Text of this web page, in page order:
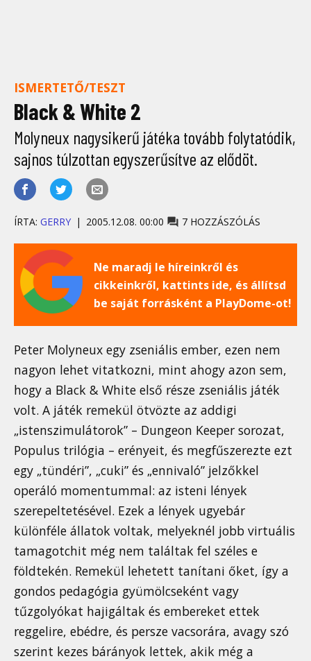
ISMERTETŐ/TESZT
Black & White 2
Molyneux nagysikerű játéka tovább folytatódik,
sajnos túlzottan egyszerűsítve az elődöt.
ÍRTA: GERRY 2005.12.08. 00:00 7 HOZZÁSZÓLÁS
Ne maradj le híreinkről és
cikkeinkről, kattints ide, és állítsd
be saját forrásként a PlayDome-ot!
Peter Molyneux egy zseniális ember, ezen nem
nagyon lehet vitatkozni, mint ahogy azon sem,
hogy a Black & White első része zseniális játék
volt. A játék remekül ötvözte az addigi
„istenszimulátorok” – Dungeon Keeper sorozat,
Populus trilógia – erényeit, és megfűszerezte ezt
egy „tündéri”, „cuki” és „ennivaló” jelzőkkel
operáló momentummal: az isteni lények
szerepeltetésével. Ezek a lények ugyebár
különféle állatok voltak, melyeknél jobb virtuális
tamagotchit még nem találtak fel széles e
földtekén. Remekül lehetett tanítani őket, így a
gondos pedagógia gyümölcseként vagy
tűzgolyókat hajigáltak és embereket ettek
reggelire, ebédre, és persze vacsorára, avagy szó
szerint kezes bárányok lettek, akik még a